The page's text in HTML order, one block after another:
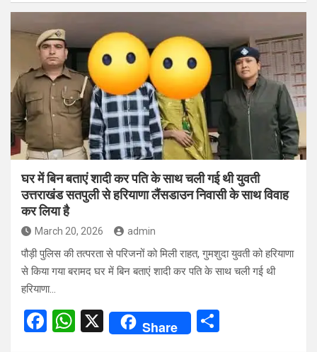
ce
b
o
o
k
at
s
A
p
p
ar
e
घर में बिन बताएं शादी कर पति के साथ चली गई थी युवती
उत्तराखंड सतपुली से हरियाणा लैंसडाउन निवासी के साथ विवाह
कर लिया है
March 20, 2026 admin
पौड़ी पुलिस की तत्परता से परिजनों को मिली राहत, गुमशुदा युवती को हरियाणा
से किया गया बरामद घर में बिन बताएं शादी कर पति के साथ चली गई थी
हरियाणा…
F
W X Share